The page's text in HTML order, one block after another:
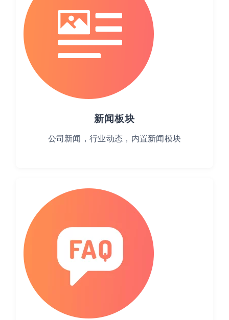
新闻板块
公司新闻，行业动态，内置新闻模块